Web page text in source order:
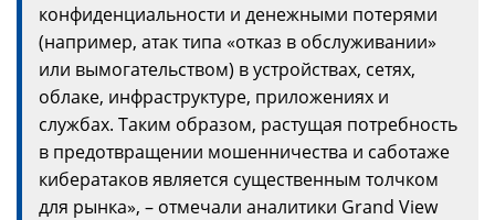
конфиденциальности и денежными потерями
(например, атак типа «отказ в обслуживании»
или вымогательством) в устройствах, сетях,
облаке, инфраструктуре, приложениях и
службах. Таким образом, растущая потребность
в предотвращении мошенничества и саботаже
кибератаков является существенным толчком
для рынка», – отмечали аналитики Grand View